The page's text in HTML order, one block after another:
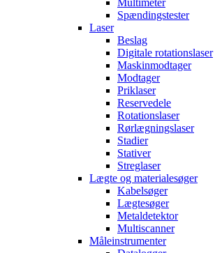
Multimeter
Spændingstester
Laser
Beslag
Digitale rotationslaser
Maskinmodtager
Modtager
Priklaser
Reservedele
Rotationslaser
Rørlægningslaser
Stadier
Stativer
Streglaser
Lægte og materialesøger
Kabelsøger
Lægtesøger
Metaldetektor
Multiscanner
Måleinstrumenter